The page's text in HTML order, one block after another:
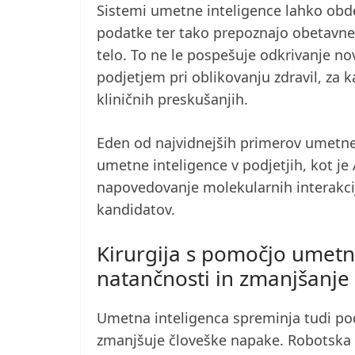
Sistemi umetne inteligence lahko
podatke ter tako prepoznajo
telo. To ne le pospešuje odkrivanje
podjetjem pri oblikovanju zdravil, za
kliničnih preskušanjih.
Eden od najvidnejših primerov
umetne inteligence v podjetjih, kot
napovedovanje molekularnih
kandidatov.
Kirurgija s pomočjo
natančnosti in
Umetna inteligenca spreminja tudi
zmanjšuje človeške napake.